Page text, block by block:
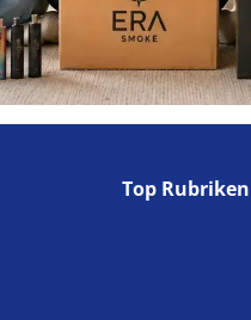
Top Rubriken